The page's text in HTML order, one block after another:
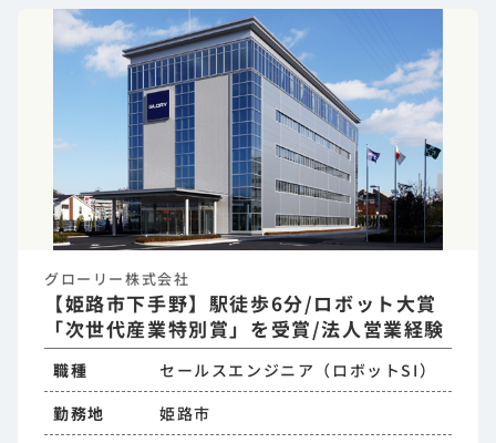
グローリー株式会社
【姫路市下手野】駅徒歩6分/ロボット大賞
「次世代産業特別賞」を受賞/法人営業経験
職種
セールスエンジニア（ロボットSI）
勤務地
姫路市